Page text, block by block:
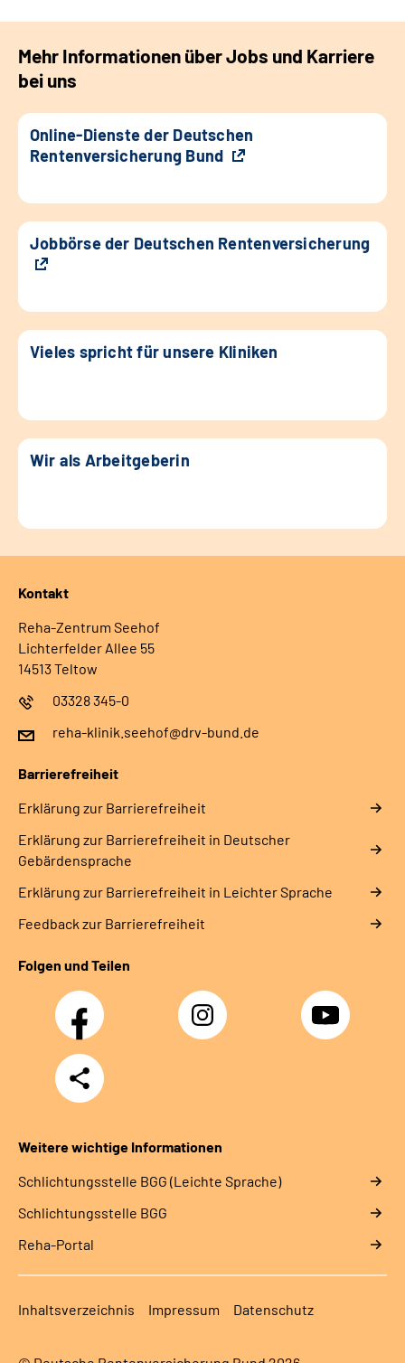
Mehr Informationen über Jobs und Karriere
bei uns
Online-Dienste der Deutschen
Rentenversicherung Bund
Jobbörse der Deutschen Rentenversicherung
Vieles spricht für unsere Kliniken
Wir als Arbeitgeberin
Kontakt
Reha-Zentrum Seehof
Lichterfelder Allee 55
14513 Teltow
03328 345-0
reha-klinik.seehof@drv-bund.de
Barrierefreiheit
Erklärung zur Barrierefreiheit
Erklärung zur Barrierefreiheit in Deutscher
Gebärdensprache
Erklärung zur Barrierefreiheit in Leichter Sprache
Feedback zur Barrierefreiheit
Folgen und Teilen
Facebook Instagram YouTube
Teilen
Weitere wichtige Informationen
Schlich­tungs­stel­le BGG (Leichte Sprache)
Schlich­tungs­stel­le BGG
Reha-Portal
Inhaltsverzeichnis Impressum Datenschutz